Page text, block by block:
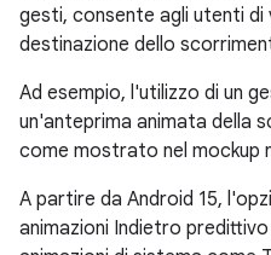
gesti, consente agli utenti di
destinazione dello
Ad esempio, l'utilizzo di un
un'anteprima animata della
come mostrato nel mockup
A partire da Android 15,
animazioni Indietro